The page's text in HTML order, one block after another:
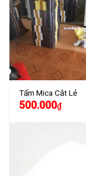
Tấm Mica Cắt Lẻ
500.000₫